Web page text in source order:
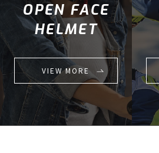
OPEN FACE
HELMET
VIEW MORE